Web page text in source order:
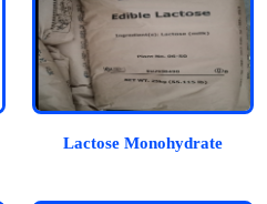
Lactose Monohydrate